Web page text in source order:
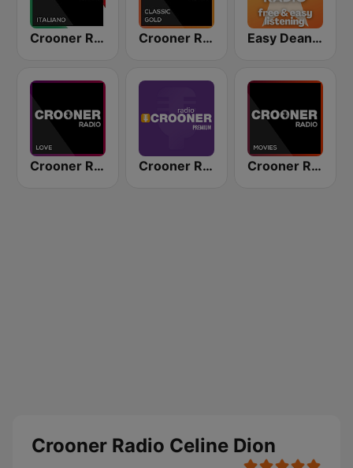
Crooner Radio Italiano Crooner Radio Classic Gold Easy Dean Martin
Crooner Radio Love Crooner Radio Premium Crooner Radio Movies
Crooner Radio Celine Dion